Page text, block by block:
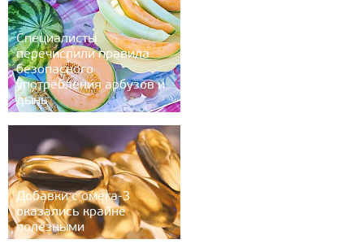
Специалисты
перечислили правила
безопасного
употребления арбузов и
дынь
Добавки с омега-3
оказались крайне
полезными